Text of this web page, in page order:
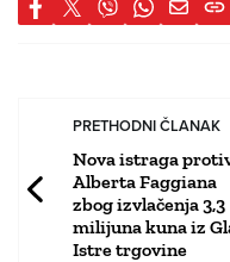
PRETHODNI ČLANAK
Nova istraga
Alberta Faggiana
zbog izvlačenja 3,3
milijuna kuna iz
Istre trgovine